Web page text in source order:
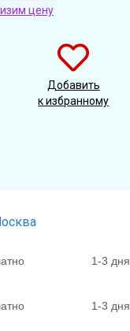
цену
Добавить
к избранному
1-3 дня
1-3 дня